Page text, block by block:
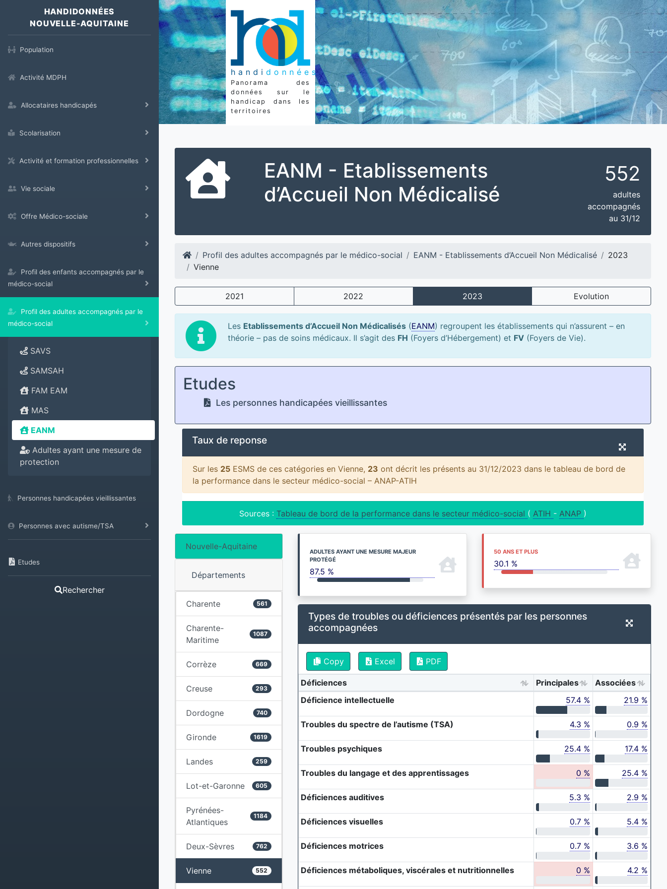
HANDIDONNÉES
NOUVELLE-AQUITAINE
Population
Activité MDPH
Allocataires handicapés
Scolarisation
Activité et formation professionnelles
Vie sociale
Offre Médico-sociale
Autres dispositifs
Profil des enfants accompagnés par le
médico-social
Profil des adultes accompagnés par le
médico-social
SAVS
SAMSAH
FAM EAM
MAS
EANM
Adultes ayant une mesure de
protection
Personnes handicapées vieillissantes
Personnes avec autisme/TSA
Etudes
Rechercher
handi données
Panorama des
données sur le
handicap dans les
territoires
EANM - Etablissements
d’Accueil Non Médicalisé
552
adultes
accompagnés
au 31/12
Profil des adultes accompagnés par le médico-social EANM - Etablissements d’Accueil Non Médicalisé
2023
Vienne
2021 2022 2023 Evolution
Les Etablissements d’Accueil Non Médicalisés (EANM) regroupent les établissements qui n’assurent – en
théorie – pas de soins médicaux. Il s’agit des FH (Foyers d’Hébergement) et FV (Foyers de Vie).
Etudes
Les personnes handicapées vieillissantes
Taux de reponse
Sur les 25 ESMS de ces catégories en Vienne, 23 ont décrit les présents au 31/12/2023 dans le tableau de bord de
la performance dans le secteur médico-social – ANAP-ATIH
Sources : Tableau de bord de la performance dans le secteur médico-social ( ATIH - ANAP )
Nouvelle-Aquitaine
Départements
Charente 561
Charente-
Maritime
1087
Corrèze 669
Creuse 293
Dordogne 740
Gironde 1619
Landes 259
Lot-et-Garonne 605
Pyrénées-
Atlantiques
1184
Deux-Sèvres 762
Vienne 552
ADULTES AYANT UNE MESURE MAJEUR
PROTÉGÉ
87.5 %
50 ANS ET PLUS
30.1 %
Types de troubles ou déficiences présentés par les personnes
accompagnées
Copy Excel PDF
Déficiences Principales
Associées
Déficience intellectuelle
57.4 % 21.9 %
Troubles du spectre de l’autisme (TSA) 4.3 % 0.9 %
Troubles psychiques 25.4 % 17.4 %
Troubles du langage et des apprentissages 0 % 25.4 %
Déficiences auditives 5.3 % 2.9 %
Déficiences visuelles 0.7 % 5.4 %
Déficiences motrices 0.7 % 3.6 %
Déficiences métaboliques, viscérales et nutritionnelles 0 % 4.2 %